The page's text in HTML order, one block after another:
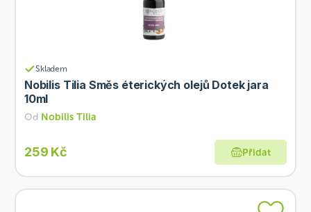
Skladem
Nobilis Tilia Směs éterických olejů Dotek jara
10ml
Od Nobilis Tilia
259 Kč Přidat